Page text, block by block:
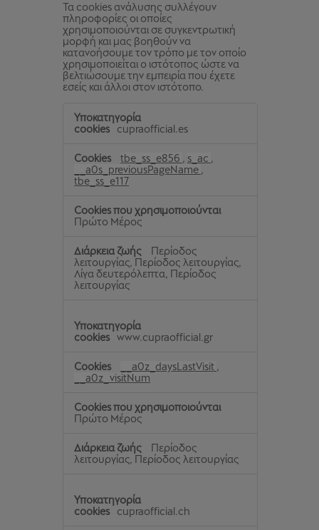
Τα cookies ανάλυσης συλλέγουν
πληροφορίες οι οποίες
χρησιμοποιούνται σε συγκεντρωτική
μορφή και μας βοηθούν να
κατανοήσουμε τον τρόπο με τον οποίο
χρησιμοποιείται ο ιστότοπος ώστε να
βελτιώσουμε την εμπειρία που έχετε
εσείς και άλλοι στον ιστότοπο.
Cookies
ανάλυσηςcupraofficial.es
tbe_ss_e856 s_ac
__a0s_previousPageName
tbe_ss_e117
Πρώτο Μέρος
Περίοδος
λειτουργίας, Περίοδος λειτουργίας,
Λίγα δευτερόλεπτα, Περίοδος
λειτουργίας
www.cupraofficial.gr
__a0z_daysLastVisit
__a0z_visitNum
Πρώτο Μέρος
Περίοδος
λειτουργίας, Περίοδος λειτουργίας
cupraofficial.ch